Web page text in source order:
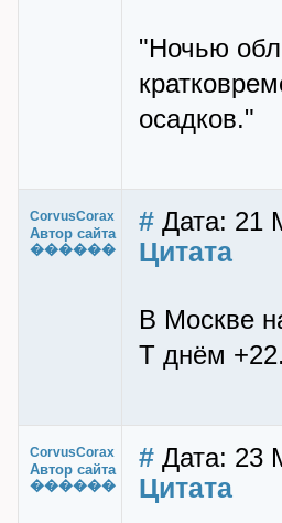
"Ночью
осадков."
CorvusCorax
Автор сайта
������
# Дата: 21
Цитата
В Москве
Т днём
CorvusCorax
Автор сайта
������
# Дата: 23
Цитата